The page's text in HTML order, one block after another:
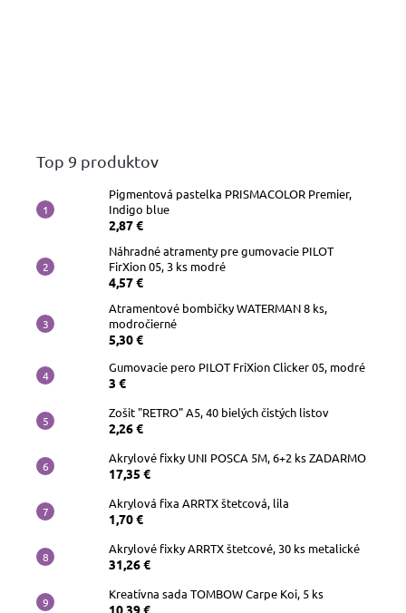
Top 9 produktov
Pigmentová pastelka PRISMACOLOR Premier,
Indigo blue
2,87 €
Náhradné atramenty pre gumovacie PILOT
FirXion 05, 3 ks modré
4,57 €
Atramentové bombičky WATERMAN 8 ks,
modročierné
5,30 €
Gumovacie pero PILOT FriXion Clicker 05, modré
3 €
Zošit "RETRO" A5, 40 bielých čistých listov
2,26 €
Akrylové fixky UNI POSCA 5M, 6+2 ks ZADARMO
17,35 €
Akrylová fixa ARRTX štetcová, lila
1,70 €
Akrylové fixky ARRTX štetcové, 30 ks metalické
31,26 €
Kreatívna sada TOMBOW Carpe Koi, 5 ks
10,39 €